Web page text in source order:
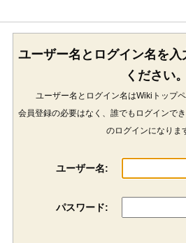
ユーザー名とログイン名を
ください。
ユーザー名とログイン名はWikiトップ
会員登録の必要はなく、誰でもログインで
のログインになりま
ユーザー名:
パスワード: